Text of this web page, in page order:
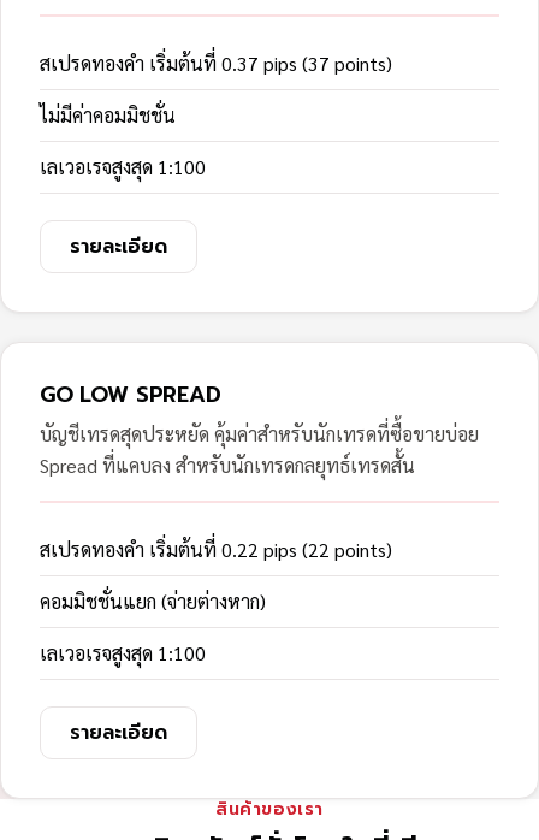
สเปรดทองคำ เริ่มต้นที่ 0.37 pips (37 points)
ไม่มีค่าคอมมิชชั่น
เลเวอเรจสูงสุด 1:100
รายละเอียด
GO LOW SPREAD
บัญชีเทรดสุดประหยัด คุ้มค่าสำหรับนักเทรดที่ซื้อขายบ่อย
Spread ที่แคบลง สำหรับนักเทรดกลยุทธ์เทรดสั้น
สเปรดทองคำ เริ่มต้นที่ 0.22 pips (22 points)
คอมมิชชั่นแยก (จ่ายต่างหาก)
เลเวอเรจสูงสุด 1:100
รายละเอียด
สินค้าของเรา